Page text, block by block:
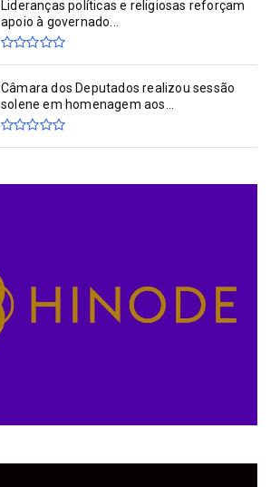
Lideranças políticas e religiosas reforçam
apoio à governado...
Câmara dos Deputados realizou sessão
solene em homenagem aos...